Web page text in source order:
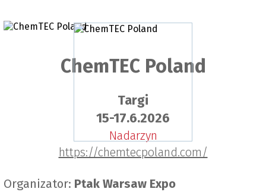
ChemTEC Poland
Targi
15-17.6.2026
Nadarzyn
https://chemtecpoland.com/
Organizator: Ptak Warsaw Expo